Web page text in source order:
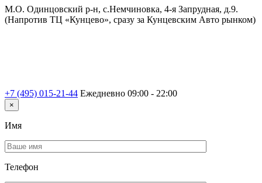
М.О. Одинцовский р-н, с.Немчиновка, 4-я Запрудная, д.9.
(Напротив ТЦ «Кунцево», сразу за Кунцевским Авто рынком)
+7 (495) 015-21-44 Ежедневно 09:00 - 22:00
×
Имя
Телефон